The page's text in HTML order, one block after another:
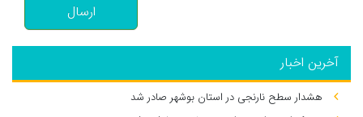
ارسال
آخرین اخبار
هشدار سطح نارنجی در استان بوشهر صادر شد